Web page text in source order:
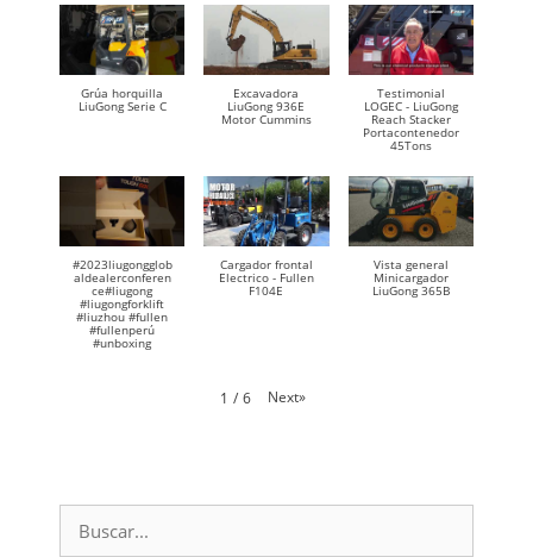
Grúa horquilla
LiuGong Serie C
Excavadora
LiuGong 936E
Motor Cummins
Testimonial
LOGEC - LiuGong
Reach Stacker
Portacontenedor
45Tons
#2023liugongglob
aldealerconferen
ce#liugong
#liugongforklift
#liuzhou #fullen
#fullenperú
#unboxing
Cargador frontal
Electrico - Fullen
F104E
Vista general
Minicargador
LiuGong 365B
1 / 6 Next»